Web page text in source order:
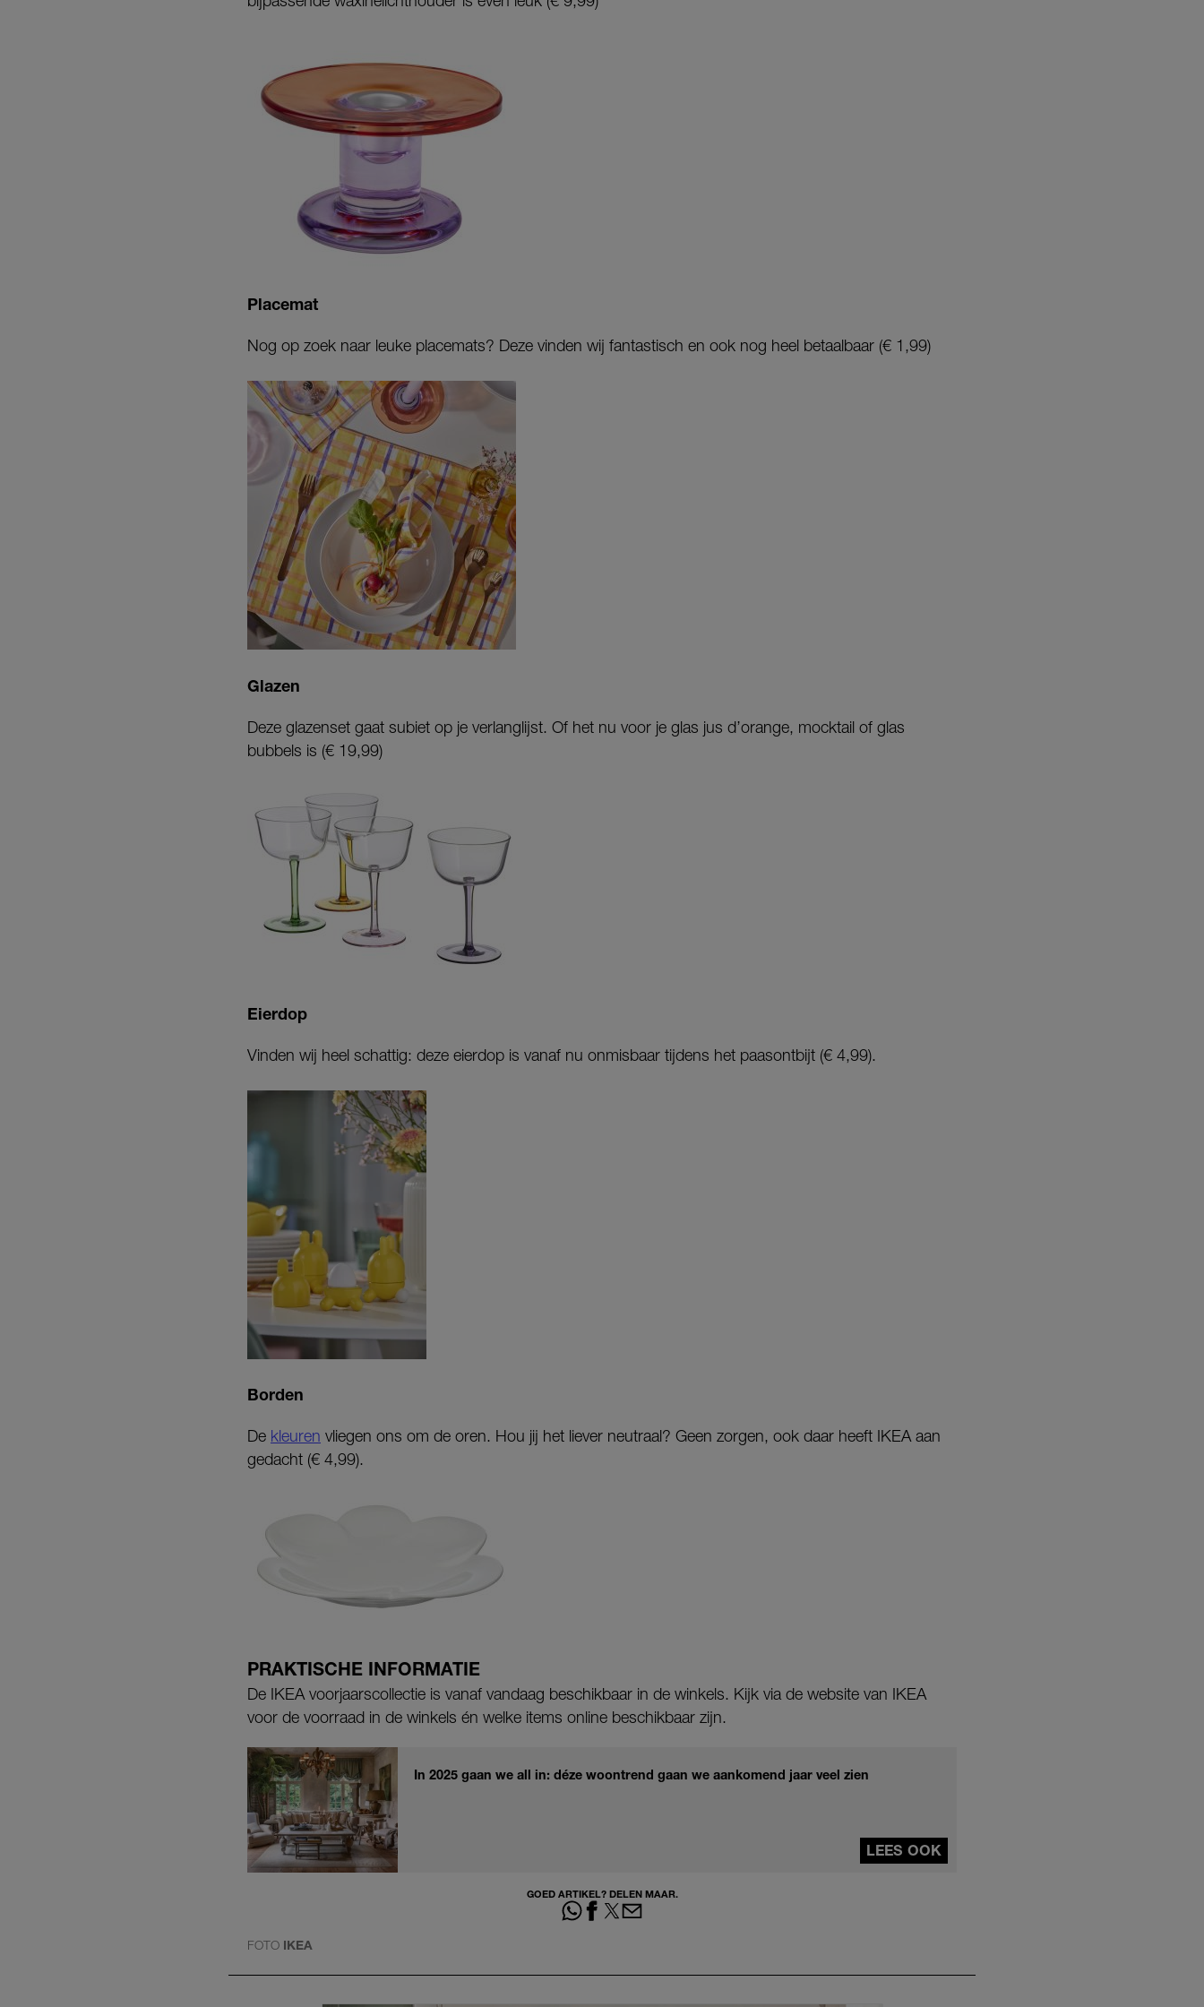
Placemat
Nog op zoek naar leuke placemats? Deze vinden wij fantastisch en ook nog heel betaalbaar (€ 1,99)
Glazen
Deze glazenset gaat subiet op je verlanglijst. Of het nu voor je glas jus d’orange, mocktail of glas
bubbels is (€ 19,99)
Eierdop
Vinden wij heel schattig: deze eierdop is vanaf nu onmisbaar tijdens het paasontbijt (€ 4,99).
Borden
De kleuren vliegen ons om de oren. Hou jij het liever neutraal? Geen zorgen, ook daar heeft IKEA aan
gedacht (€ 4,99).
PRAKTISCHE INFORMATIE
De IKEA voorjaarscollectie is vanaf vandaag beschikbaar in de winkels. Kijk via de website van IKEA
voor de voorraad in de winkels én welke items online beschikbaar zijn.
In 2025 gaan we all in: déze woontrend gaan we aankomend jaar veel zien
LEES OOK
GOED ARTIKEL? DELEN MAAR.
FOTO IKEA